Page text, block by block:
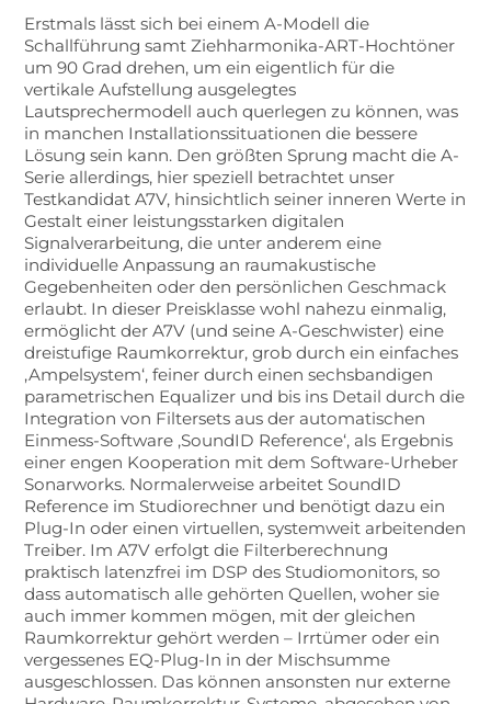
Erstmals lässt sich bei einem A-Modell die
Schallführung samt Ziehharmonika-ART-Hochtöner
um 90 Grad drehen, um ein eigentlich für die
vertikale Aufstellung ausgelegtes
Lautsprechermodell auch querlegen zu können, was
in manchen Installationssituationen die bessere
Lösung sein kann. Den größten Sprung macht die A-
Serie allerdings, hier speziell betrachtet unser
Testkandidat A7V, hinsichtlich seiner inneren Werte in
Gestalt einer leistungsstarken digitalen
Signalverarbeitung, die unter anderem eine
individuelle Anpassung an raumakustische
Gegebenheiten oder den persönlichen Geschmack
erlaubt. In dieser Preisklasse wohl nahezu einmalig,
ermöglicht der A7V (und seine A-Geschwister) eine
dreistufige Raumkorrektur, grob durch ein einfaches
‚Ampelsystem‘, feiner durch einen sechsbandigen
parametrischen Equalizer und bis ins Detail durch die
Integration von Filtersets aus der automatischen
Einmess-Software ‚SoundID Reference‘, als Ergebnis
einer engen Kooperation mit dem Software-Urheber
Sonarworks. Normalerweise arbeitet SoundID
Reference im Studiorechner und benötigt dazu ein
Plug-In oder einen virtuellen, systemweit arbeitenden
Treiber. Im A7V erfolgt die Filterberechnung
praktisch latenzfrei im DSP des Studiomonitors, so
dass automatisch alle gehörten Quellen, woher sie
auch immer kommen mögen, mit der gleichen
Raumkorrektur gehört werden – Irrtümer oder ein
vergessenes EQ-Plug-In in der Mischsumme
ausgeschlossen. Das können ansonsten nur externe